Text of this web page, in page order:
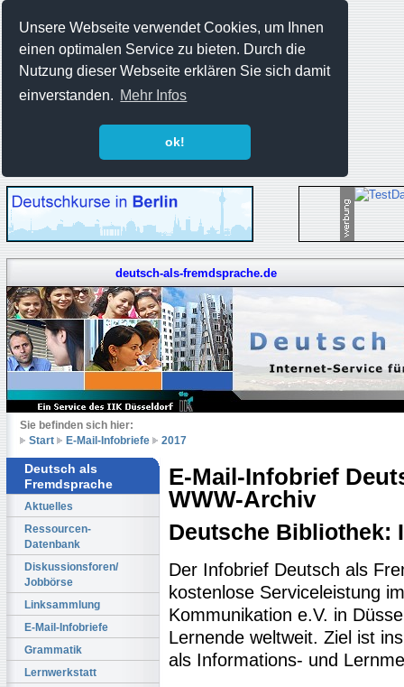
Unsere Webseite verwendet Cookies, um Ihnen
einen optimalen Service zu bieten. Durch die
Nutzung dieser Webseite erklären Sie sich damit
einverstanden. Mehr Infos
ok!
deutsch-als-fremdsprache.de
Sie befinden sich hier:
Start
E-Mail-Infobriefe 2017
Deutsch als
Fremdsprache
Aktuelles
Ressourcen-
Datenbank
Diskussionsforen/
Jobbörse
Linksammlung
E-Mail-Infobriefe
Grammatik
Lernwerkstatt
E-Mail-Infobrief
WWW-Archiv
Deutsche Bibliothek:
Der Infobrief Deutsch als
kostenlose Serviceleistung
Kommunikation e.V. in
Lernende weltweit. Ziel ist
als Informations- und